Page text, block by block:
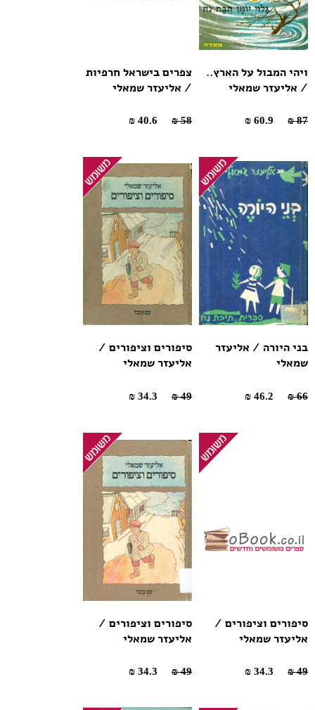
ויהי המבול על הארץ..
/ אליעזר שמאלי
87 ₪
צפרים בישראל חרפיות
/ אליעזר שמאלי
58 ₪
בני היורה / אליעזר
שמאלי
66 ₪
סיפורים וציפורים /
אליעזר שמאלי
49 ₪
סיפורים וציפורים /
אליעזר שמאלי
49 ₪
סיפורים וציפורים /
אליעזר שמאלי
49 ₪